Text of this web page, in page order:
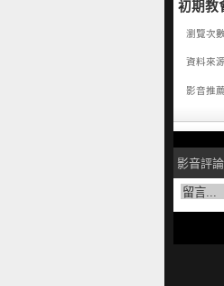
初期教
瀏覽次數
資料來源
影音推薦
影音評論